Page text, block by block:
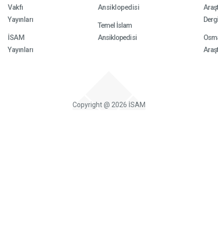
Vakfı
Yayınları
İSAM
Yayınları
Ansiklopedisi
Temel İslam
Ansiklopedisi
Copyright @ 2026 İSAM